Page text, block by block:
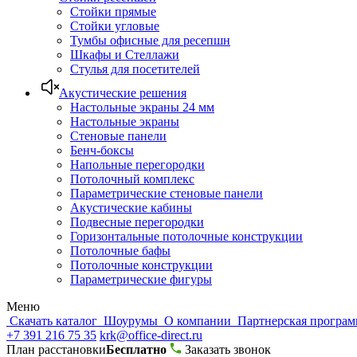
Стойки прямые
Стойки угловые
Тумбы офисные для ресепшн
Шкафы и Стеллажи
Стулья для посетителей
Акустические решения
Настольные экраны 24 мм
Настольные экраны
Стеновые панели
Бенч-боксы
Напольные перегородки
Потолочный комплекс
Параметрические стеновые панели
Акустические кабины
Подвесные перегородки
Горизонтальные потолочные конструкции
Потолочные бафы
Потолочные конструкции
Параметрические фигуры
Меню
Скачать каталог Шоурумы О компании Партнерская
+7 391 216 75 35 krk@office-direct.ru
План расстановкиБесплатно
Заказать звонок